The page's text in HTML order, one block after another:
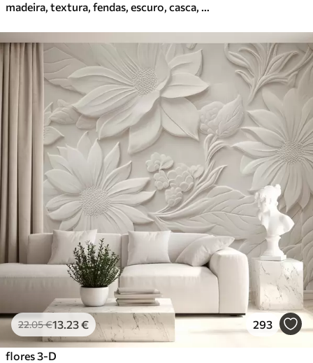
22.05€13 .23€ 293
flores 3-D